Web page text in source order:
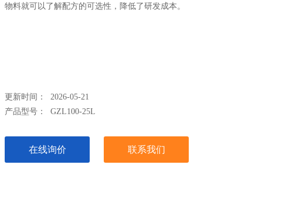
物料就可以了解配方的可选性，降低了研发成本。
更新时间： 2026-05-21
产品型号：GZL100-25L
在线询价 联系我们